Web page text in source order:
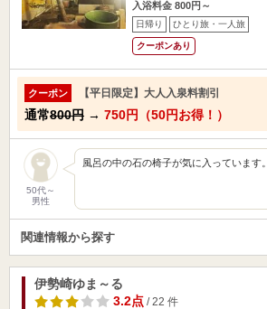
入浴料金 800円～
日帰り ひとり旅・一人旅
クーポンあり
クーポン 【平日限定】大人入泉料割引
通常800円 → 750円（50円お得！）
50代～
男性
風呂の中の石の椅子が気に入っています。
関連情報から探す
伊勢崎ゆま～る
3.2点/ 22 件